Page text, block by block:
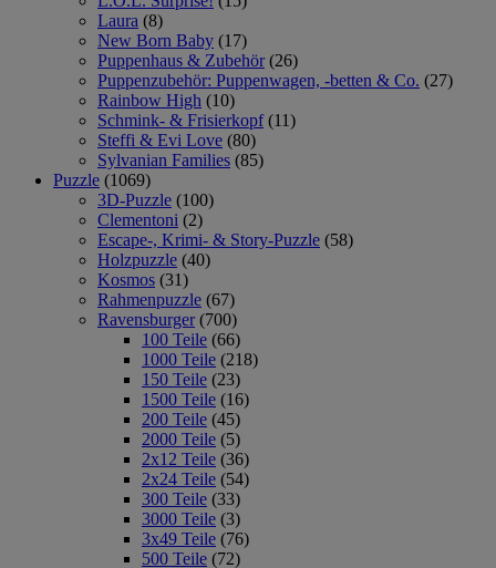
Laura (8)
New Born Baby (17)
Puppenhaus & Zubehör (26)
Puppenzubehör: Puppenwagen, -betten & Co. (27)
Rainbow High (10)
Schmink- & Frisierkopf (11)
Steffi & Evi Love (80)
Sylvanian Families (85)
Puzzle (1069)
3D-Puzzle (100)
Clementoni (2)
Escape-, Krimi- & Story-Puzzle (58)
Holzpuzzle (40)
Kosmos (31)
Rahmenpuzzle (67)
Ravensburger (700)
100 Teile (66)
1000 Teile (218)
150 Teile (23)
1500 Teile (16)
200 Teile (45)
2000 Teile (5)
2x12 Teile (36)
2x24 Teile (54)
300 Teile (33)
3000 Teile (3)
3x49 Teile (76)
500 Teile (72)